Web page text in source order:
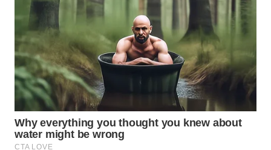
WAHANA
WAHANANEWS
ID
WAHANANEWS
CO ID
WAHANANEWS